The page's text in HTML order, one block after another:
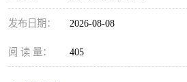
发布日期： 2026-08-08
阅 读 量： 405